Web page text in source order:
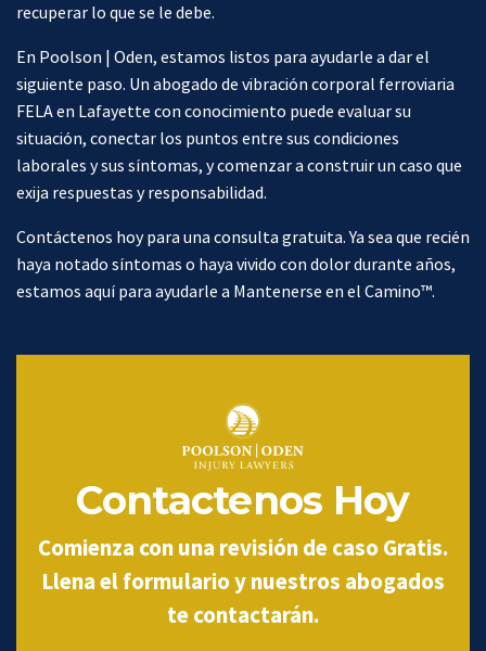
recuperar lo que se le debe.
En Poolson | Oden, estamos listos para ayudarle a dar el
siguiente paso. Un abogado de vibración corporal ferroviaria
FELA en Lafayette con conocimiento puede evaluar su
situación, conectar los puntos entre sus condiciones
laborales y sus síntomas, y comenzar a construir un caso que
exija respuestas y responsabilidad.
Contáctenos hoy para una consulta gratuita. Ya sea que recién
haya notado síntomas o haya vivido con dolor durante años,
estamos aquí para ayudarle a Mantenerse en el Camino™.
Contactenos Hoy
Comienza con una revisión de caso Gratis.
Llena el formulario y nuestros abogados
te contactarán.